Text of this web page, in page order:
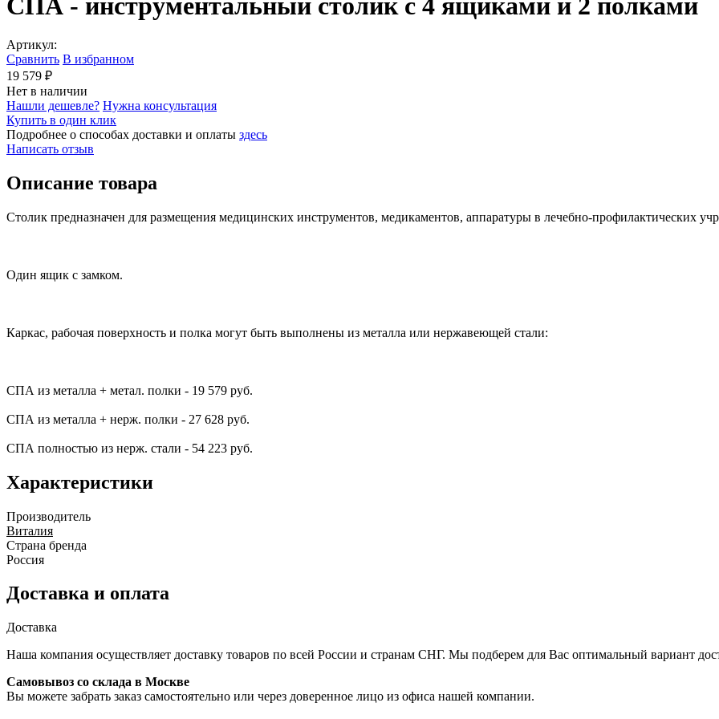
Артикул:
Сравнить В избранном
19 579 ₽
Нет в наличии
Нашли дешевле? Нужна консультация
Купить в один клик
Подробнее о способах доставки и оплаты здесь
Написать отзыв
Описание товара
Столик предназначен для размещения медицинских инструментов, медикаментов, аппаратуры в лечебно-профилактических
Один ящик с замком.
Каркас, рабочая поверхность и полка могут быть выполнены из металла или нержавеющей стали:
СПА из металла + метал. полки - 19 579 руб.
СПА из металла + нерж. полки - 27 628 руб.
СПА полностью из нерж. стали - 54 223 руб.
Характеристики
Производитель
Виталия
Страна бренда
Россия
Доставка и оплата
Доставка
Наша компания осуществляет доставку товаров по всей России и странам СНГ. Мы подберем для Вас оптимальный вариант
Самовывоз со склада в Москве
Вы можете забрать заказ самостоятельно или через доверенное лицо из офиса нашей компании.